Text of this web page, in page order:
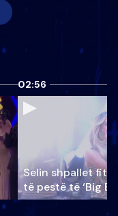
02:56
Selin shpallet
të pestë të ‘Big